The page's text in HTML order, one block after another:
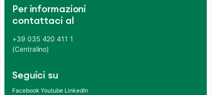
Per informazioni
contattaci al
+39 035 420 411 1
(Centralino)
Seguici su
Facebook Youtube LinkedIn